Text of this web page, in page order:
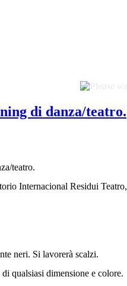
di danza/teatro.
teatro.
Internacional Residui
neri. Si lavorerà scalzi.
qualsiasi dimensione e colore.